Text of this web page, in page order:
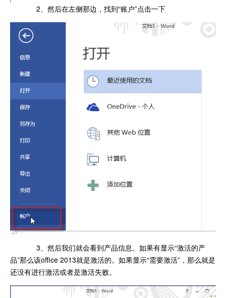
2、然后在左侧那边，找到“账户”点击一下
3、然后我们就会看到产品信息。如果有显示“激活的产
品”那么该office 2013就是激活的。如果显示“需要激活”，那么就是
还没有进行激活或者是激活失败。